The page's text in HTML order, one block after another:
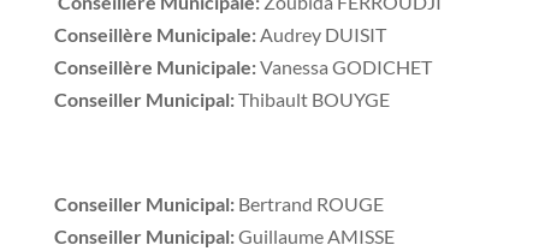
Conseillère Municipale: Audrey DUISIT
Conseillère Municipale:Vanessa GODICHET
Conseiller Municipal:Thibault BOUYGE
Conseiller Municipal: Bertrand ROUGE
Conseiller Municipal:Guillaume AMISSE